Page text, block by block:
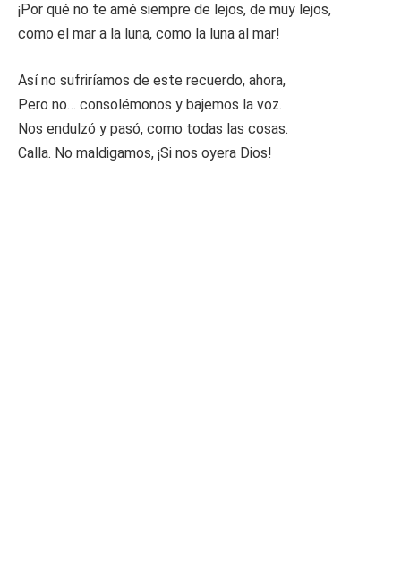
¡Por qué no te amé siempre de lejos, de muy lejos,
como el mar a la luna, como la luna al mar!
Así no sufriríamos de este recuerdo, ahora,
Pero no… consolémonos y bajemos la voz.
Nos endulzó y pasó, como todas las cosas.
Calla. No maldigamos, ¡Si nos oyera Dios!